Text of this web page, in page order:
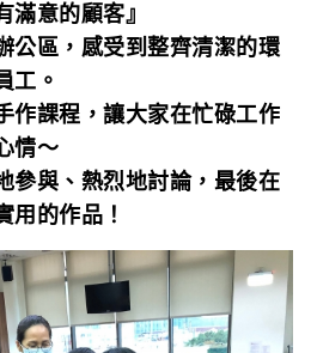
滿意的顧客』
公區，感受到整齊清潔的環
工。
作課程，讓大家在忙碌工作
情～
參與、熱烈地討論，最後在
用的作品！